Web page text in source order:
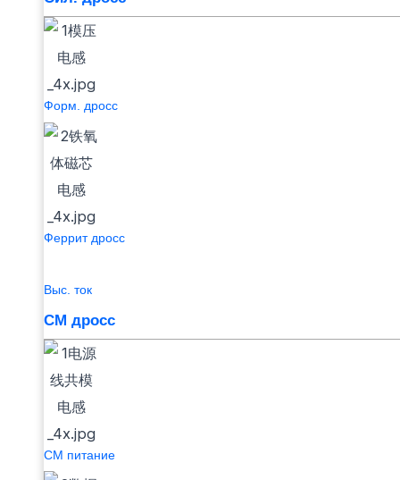
Форм. дросс
Феррит дросс
Выс. ток
СМ дросс
СМ питание